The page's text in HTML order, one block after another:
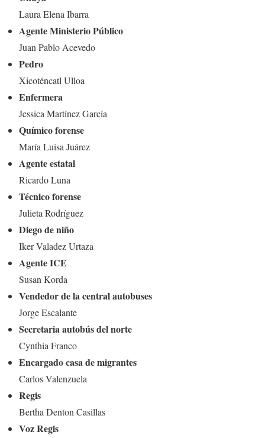
Laura Elena Ibarra
Agente Ministerio Público
Juan Pablo Acevedo
Pedro
Xicoténcatl Ulloa
Enfermera
Jessica Martínez García
Químico forense
María Luisa Juárez
Agente estatal
Ricardo Luna
Técnico forense
Julieta Rodríguez
Diego de niño
Iker Valadez Urtaza
Agente ICE
Susan Korda
Vendedor de la central autobuses
Jorge Escalante
Secretaria autobús del norte
Cynthia Franco
Encargado casa de migrantes
Carlos Valenzuela
Regis
Bertha Denton Casillas
Voz Regis